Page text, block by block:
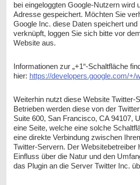
bei eingeloggten Google-Nutzern wird
Adresse gespeichert. Möchten Sie
Google Inc. diese Daten speichert
verknüpft, loggen Sie sich bitte vor
Website aus.
Informationen zur „+1“-Schaltfläche
hier: https://developers.google.com/+/
Weiterhin nutzt diese Website Twitter-
Betrieben werden diese von der
Suite 600, San Francisco, CA 94107,
eine Seite, welche eine solche
eine direkte Verbindung zwischen
Twitter-Servern. Der Websitebetreiber
Einfluss über die Natur und den
das Plugin an die Server Twitter Inc.